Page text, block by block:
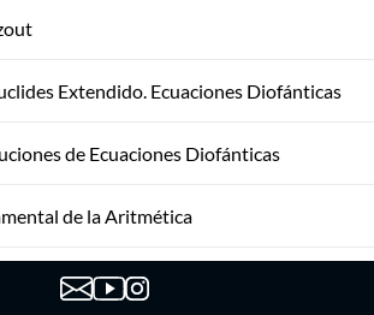
Extendido. Ecuaciones Diofánticas
de Ecuaciones Diofánticas
de la Aritmética
de la Aritmética. Algoritmos y